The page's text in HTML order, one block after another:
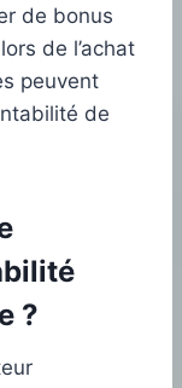
de bonus
de l’achat
peuvent
de
?